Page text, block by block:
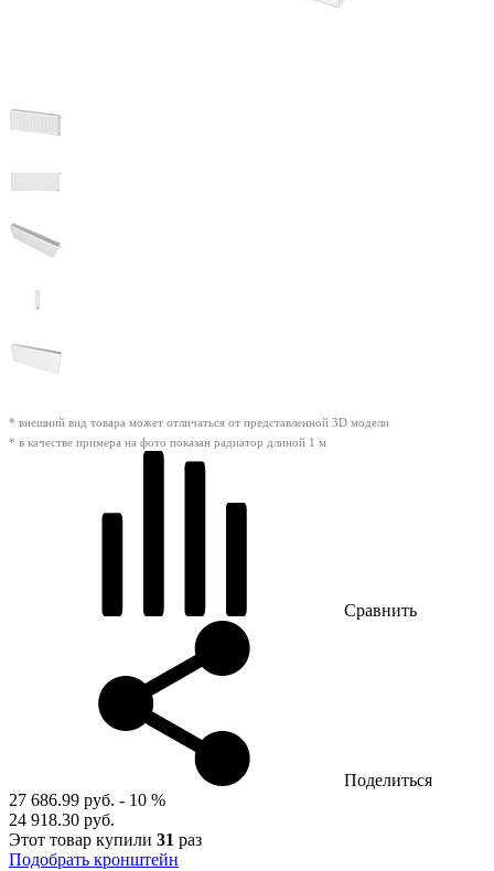
* внешний вид товара может отличаться от представленной 3D модели
* в качестве примера на фото показан радиатор длиной 1 м
Сравнить
Поделиться
27 686.99 руб. - 10 %
24 918.30 руб.
Этот товар купили 31 раз
Подобрать кронштейн